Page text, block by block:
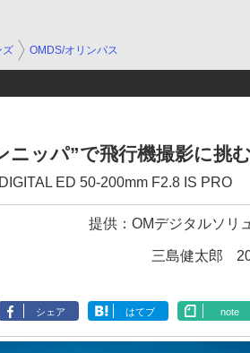
ズ OMDS/オリンパス
ニッパ”で飛行機撮影に挑む
ED 50-200mm F2.8 IS PRO
提供： OMデジタルソリ
三島健太郎
シェア はてブ note